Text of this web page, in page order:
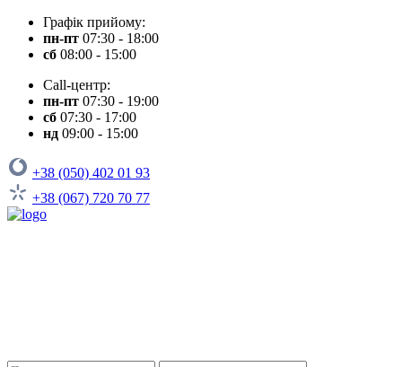
Графік прийому:
пн-пт 07:30 - 18:00
сб 08:00 - 15:00
Call-центр:
пн-пт 07:30 - 19:00
сб 07:30 - 17:00
нд 09:00 - 15:00
+38 (050) 402 01 93
+38 (067) 720 70 77